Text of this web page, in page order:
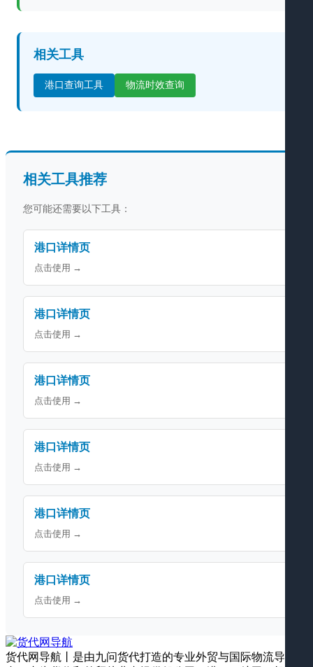
相关工具
港口查询工具 物流时效查询
相关工具推荐
您可能还需要以下工具：
港口详情页
点击使用 →
港口详情页
点击使用 →
港口详情页
点击使用 →
港口详情页
点击使用 →
港口详情页
点击使用 →
港口详情页
点击使用 →
货代网导航丨是由九问货代打造的专业外贸与国际物流导航平